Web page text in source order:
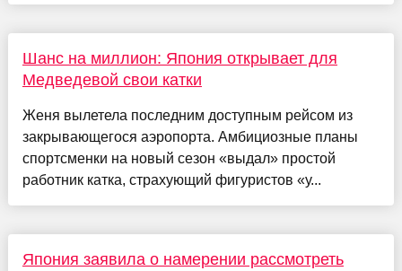
Шанс на миллион: Япония открывает для
Медведевой свои катки
Женя вылетела последним доступным рейсом из
закрывающегося аэропорта. Амбициозные планы
спортсменки на новый сезон «выдал» простой
работник катка, страхующий фигуристов «у...
Япония заявила о намерении рассмотреть